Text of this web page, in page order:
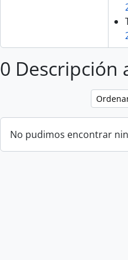
0 Descripción
No pudimos encontrar